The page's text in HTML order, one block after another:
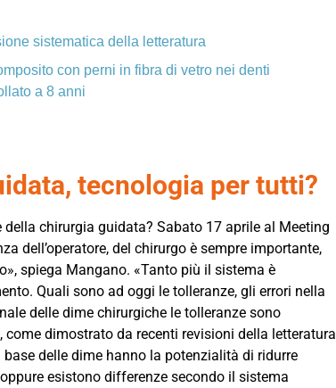
sistematica della letteratura
con perni in fibra di vetro nei denti
a 8 anni
tecnologia per tutti?
della chirurgia guidata? Sabato 17 aprile al Meeting
dell’operatore, del chirurgo è sempre importante,
spiega Mangano. «Tanto più il sistema è
Quali sono ad oggi le tolleranze, gli errori nella
delle dime chirurgiche le tolleranze sono
dimostrato da recenti revisioni della letteratura
delle dime hanno la potenzialità di ridurre
esistono differenze secondo il sistema